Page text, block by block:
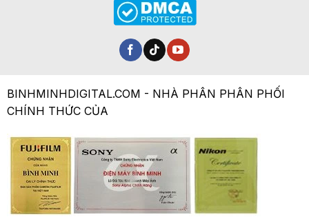
BINHMINHDIGITAL.COM - NHÀ PHÂN PHÂN PHỐI
CHÍNH THỨC CỦA